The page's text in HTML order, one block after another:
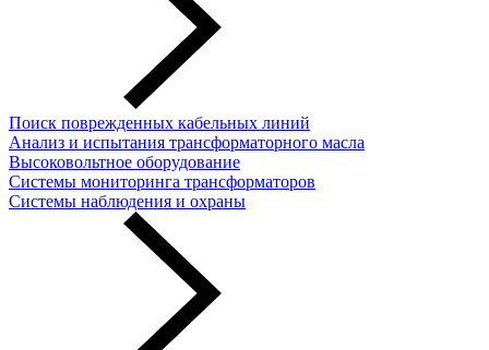
Поиск поврежденных кабельных линий
Анализ и испытания трансформаторного масла
Высоковольтное оборудование
Системы мониторинга трансформаторов
Системы наблюдения и охраны